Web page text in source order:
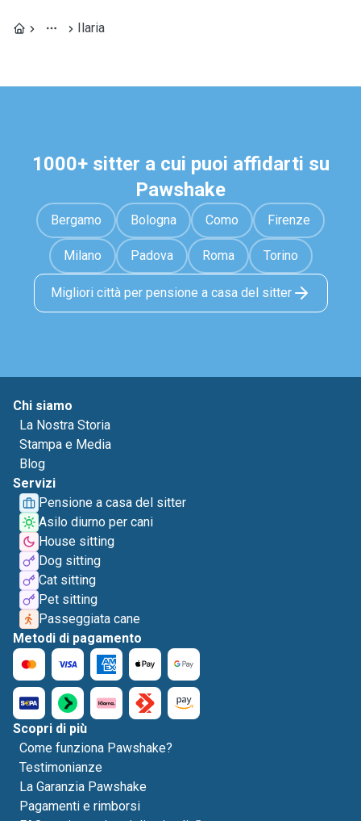
Ilaria
1000+ sitter a cui puoi affidarti su
Pawshake
Bergamo Bologna Como Firenze
Milano Padova Roma Torino
Migliori città per pensione a casa del sitter
Chi siamo
La Nostra Storia
Stampa e Media
Blog
Servizi
Pensione a casa del sitter
Asilo diurno per cani
House sitting
Dog sitting
Cat sitting
Pet sitting
Passeggiata cane
Metodi di pagamento
Scopri di più
Come funziona Pawshake?
Testimonianze
La Garanzia Pawshake
Pagamenti e rimborsi